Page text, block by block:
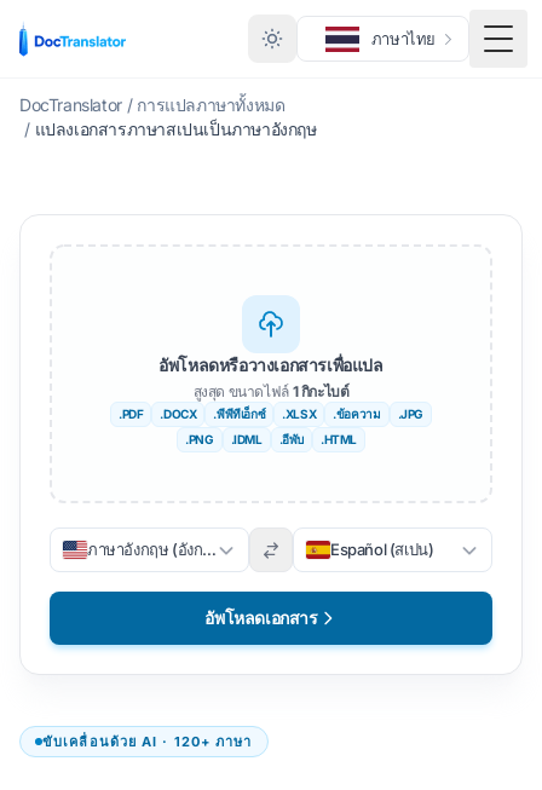
ภาษาไทย
สลับ
DocTranslator / การแปลภาษาทั้งหมด
/ แปลงเอกสารภาษาสเปนเป็นภาษาอังกฤษ
ขับเคลื่อนด้วย AI · 120+ ภาษา
อัพโหลดหรือวางเอกสารเพื่อแปล
สูงสุด ขนาดไฟล์ 1 กิกะไบต์
.PDF .DOCX .พีพีทีเอ็กซ์ .XLSX .ข้อความ
.JPG
.PNG
.IDML .อีพับ .HTML
ภาษาอังกฤษ (อังกฤษ) Español (สเปน)
อัพโหลดเอกสาร